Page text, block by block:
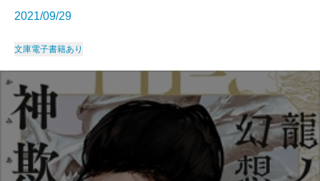
2021/09/29
文庫電子書籍あり